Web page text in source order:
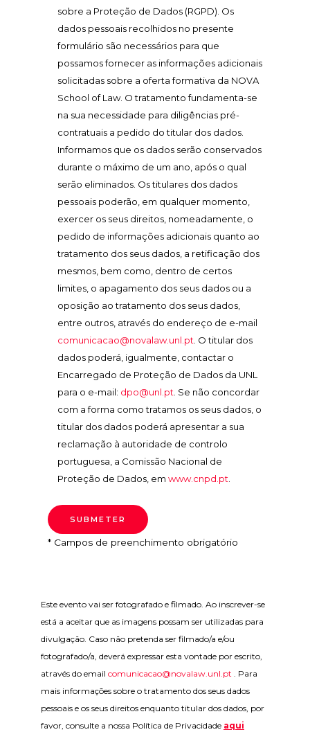
sobre a Proteção de Dados (RGPD). Os
dados pessoais recolhidos no presente
formulário são necessários para que
possamos fornecer as informações adicionais
solicitadas sobre a oferta formativa da NOVA
School of Law. O tratamento fundamenta-se
na sua necessidade para diligências pré-
contratuais a pedido do titular dos dados.
Informamos que os dados serão conservados
durante o máximo de um ano, após o qual
serão eliminados. Os titulares dos dados
pessoais poderão, em qualquer momento,
exercer os seus direitos, nomeadamente, o
pedido de informações adicionais quanto ao
tratamento dos seus dados, a retificação dos
mesmos, bem como, dentro de certos
limites, o apagamento dos seus dados ou a
oposição ao tratamento dos seus dados,
entre outros, através do endereço de e-mail
comunicacao@novalaw.unl.pt . O titular dos
dados poderá, igualmente, contactar o
Encarregado de Proteção de Dados da UNL
para o e-mail: dpo@unl.pt . Se não concordar
com a forma como tratamos os seus dados, o
titular dos dados poderá apresentar a sua
reclamação à autoridade de controlo
portuguesa, a Comissão Nacional de
Proteção de Dados, em www.cnpd.pt
* Campos de preenchimento obrigatório
Este evento vai ser fotografado e filmado. Ao inscrever-se
está a aceitar que as imagens possam ser utilizadas para
divulgação. Caso não pretenda ser filmado/a e/ou
fotografado/a, deverá expressar esta vontade por escrito,
através do email comunicacao@novalaw.unl.pt
Para
mais informações sobre o tratamento dos seus dados
pessoais e os seus direitos enquanto titular dos dados, por
favor, consulte a nossa Política de Privacidade aqui